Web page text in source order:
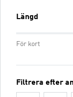
Längd
För kort
Filtrera efter